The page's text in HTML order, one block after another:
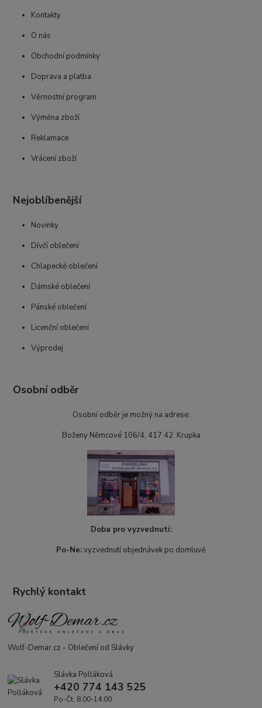
Kontakty
O nás
Obchodní podmínky
Doprava a platba
Věrnostní program
Výměna zboží
Reklamace
Vrácení zboží
Nejoblíbenější
Novinky
Dívčí oblečení
Chlapecké oblečení
Dámské oblečení
Pánské oblečení
Licenční oblečení
Výprodej
Osobní odběr
Osobní odběr je možný na adrese:
Boženy Němcové 106/4, 417 42 Krupka
Doba pro vyzvednutí:
Po-Ne:vyzvednutí objednávek po domluvě
Rychlý kontakt
Wolf-Demar.cz - Oblečení od Slávky
Slávka Polláková
+420 774 143 525
Po-Čt: 8.00-14.00